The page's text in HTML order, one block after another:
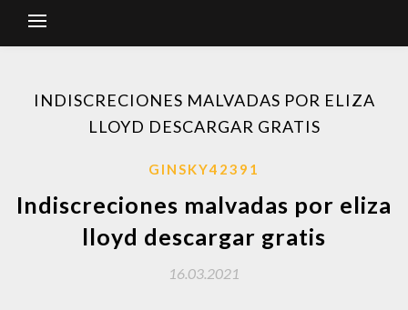
INDISCRECIONES MALVADAS POR ELIZA
LLOYD DESCARGAR GRATIS
GINSKY42391
Indiscreciones malvadas por eliza
lloyd descargar gratis
16.03.2021